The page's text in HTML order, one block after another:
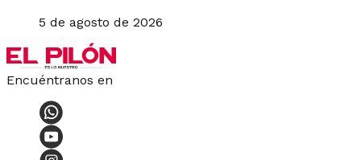
5 de agosto de 2026
Encuéntranos en